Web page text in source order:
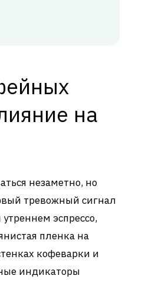
на
незаметно, но
тревожный сигнал
эспрессо,
пленка на
кофеварки и
индикаторы